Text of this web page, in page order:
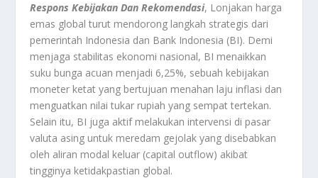
Respons Kebijakan Dan Rekomendasi, Lonjakan harga
emas global turut mendorong langkah strategis dari
pemerintah Indonesia dan Bank Indonesia (BI). Demi
menjaga stabilitas ekonomi nasional, BI menaikkan
suku bunga acuan menjadi 6,25%, sebuah kebijakan
moneter ketat yang bertujuan menahan laju inflasi dan
menguatkan nilai tukar rupiah yang sempat tertekan.
Selain itu, BI juga aktif melakukan intervensi di pasar
valuta asing untuk meredam gejolak yang disebabkan
oleh aliran modal keluar (capital outflow) akibat
tingginya ketidakpastian global.